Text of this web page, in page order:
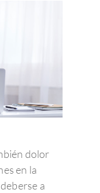
dolor
en la
a